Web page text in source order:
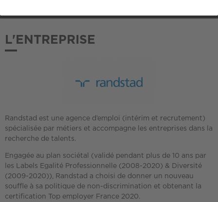
L'ENTREPRISE
Randstad est une agence d’emploi (intérim et recrutement)
spécialisée par métiers et accompagne les entreprises dans la
recherche de talents.
Engagée au plan sociétal (validé pendant plus de 10 ans par
les Labels Egalité Professionnelle (2008-2020) & Diversité
(2009-2020)), Randstad a choisi de donner un nouveau
souffle à sa politique de non-discrimination et obtenant la
certification Top employer France 2020.